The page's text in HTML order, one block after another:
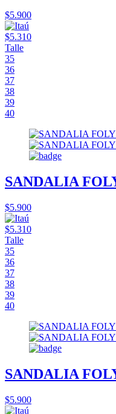
$5.900
$5.310
Talle
35
36
37
38
39
40
SANDALIA
$5.900
$5.310
Talle
35
36
37
38
39
40
SANDALIA
$5.900